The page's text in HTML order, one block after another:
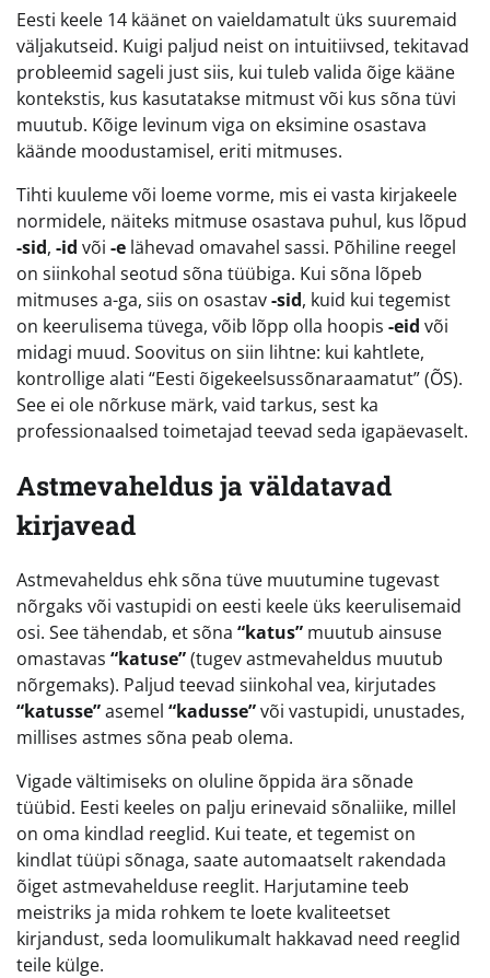
Eesti keele 14 käänet on vaieldamatult üks suuremaid
väljakutseid. Kuigi paljud neist on intuitiivsed, tekitavad
probleemid sageli just siis, kui tuleb valida õige kääne
kontekstis, kus kasutatakse mitmust või kus sõna tüvi
muutub. Kõige levinum viga on eksimine osastava
käände moodustamisel, eriti mitmuses.
Tihti kuuleme või loeme vorme, mis ei vasta kirjakeele
normidele, näiteks mitmuse osastava puhul, kus lõpud
-sid, -id või -e lähevad omavahel sassi. Põhiline reegel
on siinkohal seotud sõna tüübiga. Kui sõna lõpeb
mitmuses a-ga, siis on osastav-sid, kuid kui tegemist
on keerulisema tüvega, võib lõpp olla hoopis -eid või
midagi muud. Soovitus on siin lihtne: kui kahtlete,
kontrollige alati “Eesti õigekeelsussõnaraamatut” (ÕS).
See ei ole nõrkuse märk, vaid tarkus, sest ka
professionaalsed toimetajad teevad seda igapäevaselt.
Astmevaheldus ja väldatavad
kirjavead
Astmevaheldus ehk sõna tüve muutumine tugevast
nõrgaks või vastupidi on eesti keele üks keerulisemaid
osi. See tähendab, et sõna “katus” muutub ainsuse
omastavas “katuse”(tugev astmevaheldus muutub
nõrgemaks). Paljud teevad siinkohal vea, kirjutades
“katusse”asemel “kadusse”või vastupidi, unustades,
millises astmes sõna peab olema.
Vigade vältimiseks on oluline õppida ära sõnade
tüübid. Eesti keeles on palju erinevaid sõnaliike, millel
on oma kindlad reeglid. Kui teate, et tegemist on
kindlat tüüpi sõnaga, saate automaatselt rakendada
õiget astmevahelduse reeglit. Harjutamine teeb
meistriks ja mida rohkem te loete kvaliteetset
kirjandust, seda loomulikumalt hakkavad need reeglid
teile külge.